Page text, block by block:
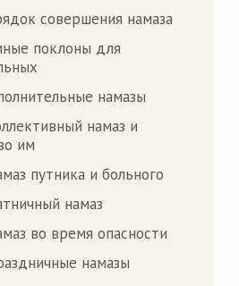
совершения намаза
поклоны для
намазы
намаз и
им
путника и больного
намаз
во время опасности
намазы